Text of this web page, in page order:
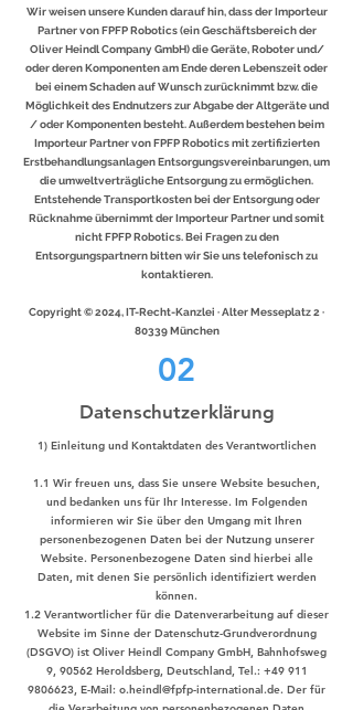
Wir weisen unsere Kunden darauf hin, dass der Importeur
Partner von FPFP Robotics (ein Geschäftsbereich der
Oliver Heindl Company GmbH) die Geräte, Roboter und/
oder deren Komponenten am Ende deren Lebenszeit oder
bei einem Schaden auf Wunsch zurücknimmt bzw. die
Möglichkeit des Endnutzers zur Abgabe der Altgeräte und
/ oder Komponenten besteht. Außerdem bestehen beim
Importeur Partner von FPFP Robotics mit zertifizierten
Erstbehandlungsanlagen Entsorgungsvereinbarungen, um
die umweltverträgliche Entsorgung zu ermöglichen.
Entstehende Transportkosten bei der Entsorgung oder
Rücknahme übernimmt der Importeur Partner und somit
nicht FPFP Robotics. Bei Fragen zu den
Entsorgungspartnern bitten wir Sie uns telefonisch zu
kontaktieren.
Copyright © 2024, IT-Recht-Kanzlei · Alter Messeplatz 2 ·
80339 München
02
Datenschutzerklärung
1) Einleitung und Kontaktdaten des Verantwortlichen
1.1 Wir freuen uns, dass Sie unsere Website besuchen,
und bedanken uns für Ihr Interesse. Im Folgenden
informieren wir Sie über den Umgang mit Ihren
personenbezogenen Daten bei der Nutzung unserer
Website. Personenbezogene Daten sind hierbei alle
Daten, mit denen Sie persönlich identifiziert werden
können.
1.2 Verantwortlicher für die Datenverarbeitung auf dieser
Website im Sinne der Datenschutz-Grundverordnung
(DSGVO) ist Oliver Heindl Company GmbH, Bahnhofsweg
9, 90562 Heroldsberg, Deutschland, Tel.: +49 911
9806623, E-Mail: o.heindl@fpfp-international.de. Der für